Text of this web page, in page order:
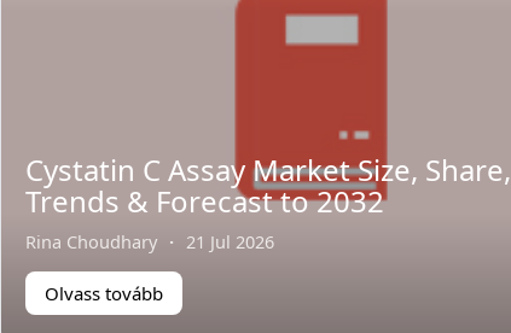
Cystatin C Assay Market Size, Share,
Trends & Forecast to 2032
Rina Choudhary · 21 Jul 2026
Olvass tovább